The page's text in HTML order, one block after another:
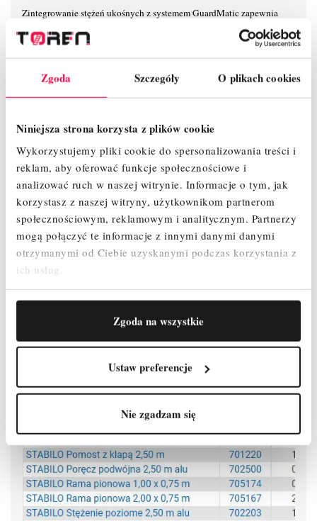
Zgoda Szczegóły O plikach cookies
Niniejsza strona korzysta z plików cookie
Wykorzystujemy pliki cookie do spersonalizowania treści i
reklam, aby oferować funkcje społecznościowe i
analizować ruch w naszej witrynie. Informacje o tym, jak
korzystasz z naszej witryny, użytkownikom partnerom
społecznościowym, reklamowym i analitycznym. Partnerzy
mogą połączyć te informacje z innymi danymi danymi
otrzymanymi od Ciebie uzyskanymi podczas korzystania z
ich usług.
Zgoda na wszystkie
Ustaw preferencje
Nie zgadzam się
Zintegrowanie stężeń ukośnych z systemem GuardMatic zapewnia
łatwy i bezpieczny montaż. Na czas transportu i przechowywania
poręcze GuardMatic można złożyć w celu zaoszczędzenia miejsca.
wysokości. Unikalny, samoblokujący system połączeń zaciskowych
KRAUSE umożliwia łatwy, szybki i bezpieczny montaż i demontaż.
maksymalną przestrzeń użytkową na pomoście.
Maksymalna odległość pomiędzy kolejnymi pomostami wynosi 2 m
zapewniając przy tym szybki i beznarzędziowy montaż.
Rolki jezdne z regulacją wysokości (Ø 150 mm) umożliwiają
użytkowanie na nierównym podłożu (zakres regulacji: 220 - 335 mm).
Atestowane przez TÜV, nośność 200 kg/m² (grupa rusztowań 3)
według PN EN 1004-1.